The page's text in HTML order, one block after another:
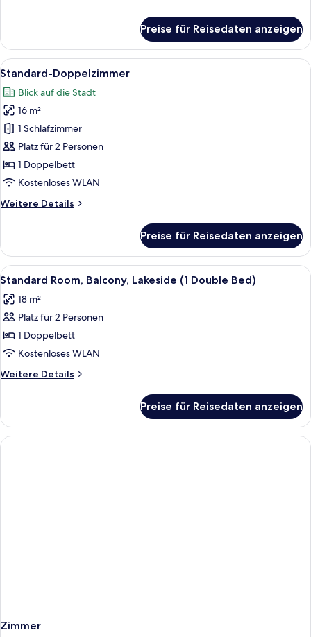
Preise für Reisedaten anzeigen
Alle
Fotos
für
Standard-
Doppelzimmer
anzeigen
Ein Hotelzimmer mit einem großen
2
Standard-Doppelzimmer
Blick auf die Stadt
16 m²
1 Schlafzimmer
Platz für 2 Personen
1 Doppelbett
Kostenloses WLAN
Weitere Details
Weitere
Doppelzimmer
Preise für Reisedaten anzeigen
Alle
Fotos
für
Standard
Room,
Balcony,
Lakeside
(1
Bed)
anzeigen
Ein Hotelzimmer mit Bett,
9
Standard Room, Balcony, Lakeside (1 Double Bed)
18 m²
Platz für 2 Personen
1 Doppelbett
Kostenloses WLAN
Weitere Details
Weitere
Room,
Balcony,
Lakeside
Preise für Reisedaten anzeigen
Zimmer